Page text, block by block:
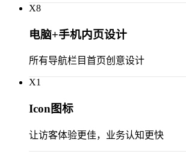
X8
电脑+手机内页设计
所有导航栏目首页创意设计
X1
Icon图标
让访客体验更佳，业务认知更快